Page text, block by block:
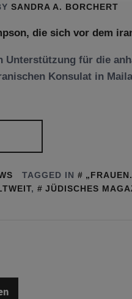
SANDRA A. BORCHERT
Unterstützung für die
Konsulat in
TAGGED IN
, JÜDISCHES